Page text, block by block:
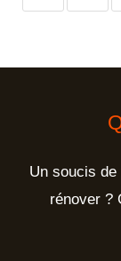
Un soucis
rénover ?